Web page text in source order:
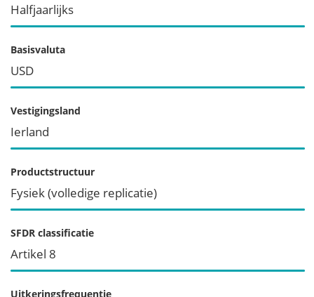
Halfjaarlijks
Basisvaluta
USD
Vestigingsland
Ierland
Productstructuur
Fysiek (volledige replicatie)
SFDR classificatie
Artikel 8
Uitkeringsfrequentie